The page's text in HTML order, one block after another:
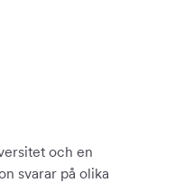
och en
svarar på olika